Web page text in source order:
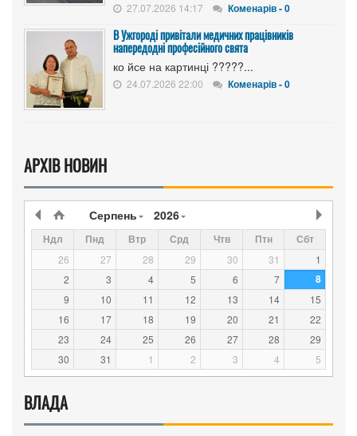
27.07.2026 14:17 Коменарів - 0
В Ужгороді привітали медичних працівників
напередодні професійного свята
ко йсе на картинці ?????...
24.07.2026 22:00 Коменарів - 0
АРХІВ НОВИН
Серпень 2026
Ндл Пнд Втр Срд Чтв Птн Сбт
26 27 28 29 30 31
1
2
3 4 5 6 7 8
9 10 11 12 13 14
15
16
17 18 19 20 21
22
23
24 25 26 27 28
29
30
31 1 2 3 4 5
ВЛАДА